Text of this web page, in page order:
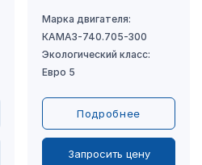
Подробнее
Запросить цену